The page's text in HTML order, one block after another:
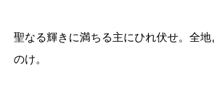
聖なる輝きに満ちる主にひれ伏せ。全
のけ。